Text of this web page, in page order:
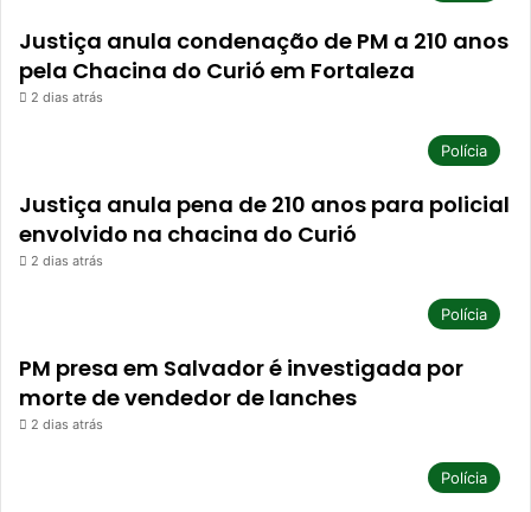
Justiça anula condenação de PM a 210 anos
pela Chacina do Curió em Fortaleza
2 dias atrás
Polícia
Justiça anula pena de 210 anos para policial
envolvido na chacina do Curió
2 dias atrás
Polícia
PM presa em Salvador é investigada por
morte de vendedor de lanches
2 dias atrás
Polícia